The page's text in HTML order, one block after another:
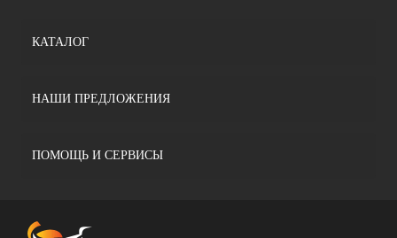
КАТАЛОГ
НАШИ ПРЕДЛОЖЕНИЯ
ПОМОЩЬ И СЕРВИСЫ